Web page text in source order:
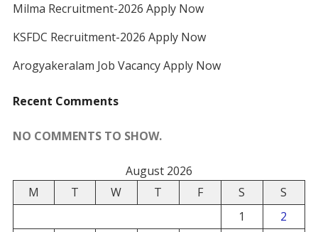
Milma Recruitment-2026 Apply Now
KSFDC Recruitment-2026 Apply Now
Arogyakeralam Job Vacancy Apply Now
Recent Comments
NO COMMENTS TO SHOW.
August 2026
M
T W T F S
S
1
2